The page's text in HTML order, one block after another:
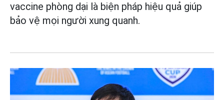
vaccine phòng dại là biện pháp hiệu quả giúp
bảo vệ mọi người xung quanh.